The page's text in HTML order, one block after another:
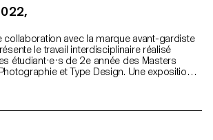
collaboration avec la marque avant-gardiste
le travail interdisciplinaire réalisé
étudiant·e·s de 2e année des Masters
et Type Design. Une exposition